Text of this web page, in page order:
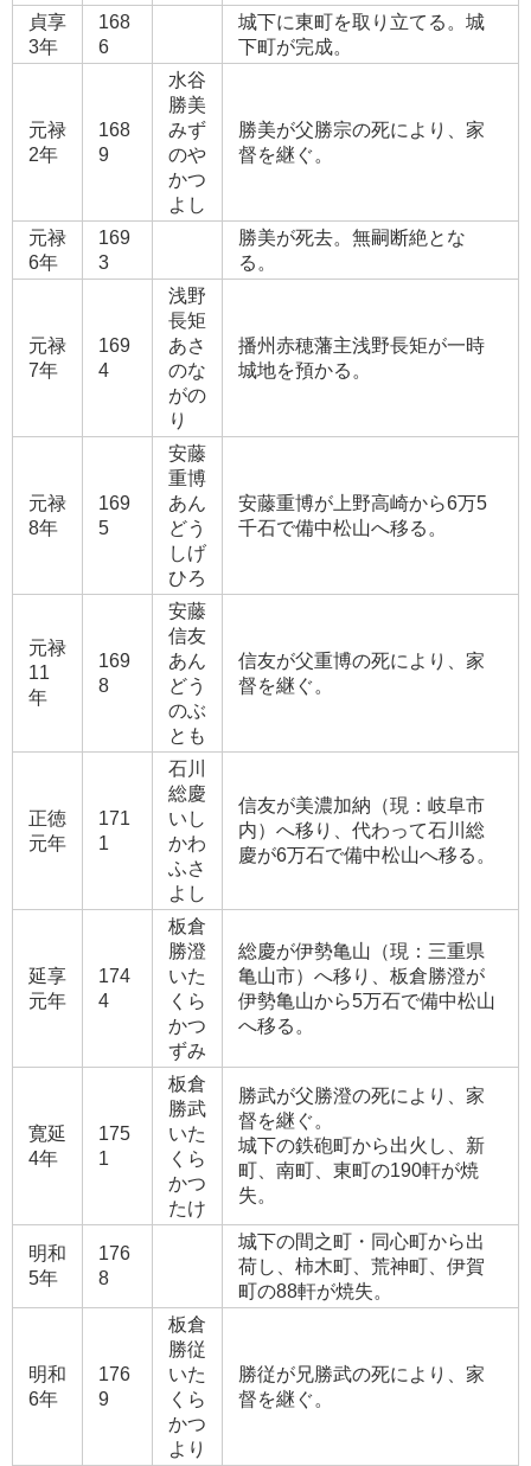
貞享
3年
168
6
城下に東町を取り立てる。城
下町が完成。
元禄
2年
168
9
水谷
勝美
みず
のや
かつ
よし
勝美が父勝宗の死により、家
督を継ぐ。
元禄
6年
169
3
勝美が死去。無嗣断絶とな
る。
元禄
7年
169
4
浅野
長矩
あさ
のな
がの
り
播州赤穂藩主浅野長矩が一時
城地を預かる。
元禄
8年
169
5
安藤
重博
あん
どう
しげ
ひろ
安藤重博が上野高崎から6万5
千石で備中松山へ移る。
元禄
11
年
169
8
安藤
信友
あん
どう
のぶ
とも
信友が父重博の死により、家
督を継ぐ。
正徳
元年
171
1
石川
総慶
いし
かわ
ふさ
よし
信友が美濃加納（現：岐阜市
内）へ移り、代わって石川総
慶が6万石で備中松山へ移る。
延享
元年
174
4
板倉
勝澄
いた
くら
かつ
ずみ
総慶が伊勢亀山（現：三重県
亀山市）へ移り、板倉勝澄が
伊勢亀山から5万石で備中松山
へ移る。
寛延
4年
175
1
板倉
勝武
いた
くら
かつ
たけ
勝武が父勝澄の死により、家
督を継ぐ。
城下の鉄砲町から出火し、新
町、南町、東町の190軒が焼
失。
明和
5年
176
8
城下の間之町・同心町から出
荷し、柿木町、荒神町、伊賀
町の88軒が焼失。
明和
6年
176
9
板倉
勝従
いた
くら
かつ
より
勝従が兄勝武の死により、家
督を継ぐ。